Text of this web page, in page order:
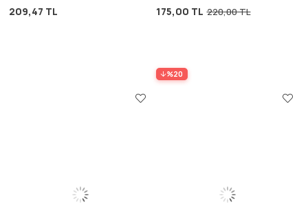
209,47 TL 175,00 TL 220,00 TL
%20